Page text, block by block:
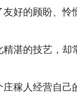
好的顾盼、
精湛的技艺，
稼人经营自